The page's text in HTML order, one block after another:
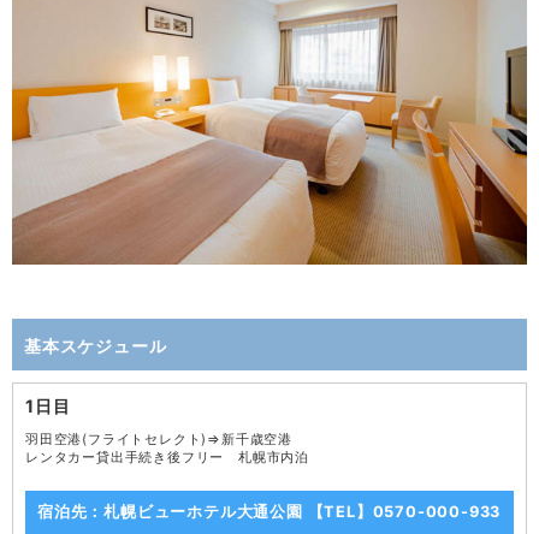
基本スケジュール
1日目
羽田空港(フライトセレクト)⇒新千歳空港
レンタカー貸出手続き後フリー 札幌市内泊
宿泊先：札幌ビューホテル大通公園 【TEL】0570-000-933